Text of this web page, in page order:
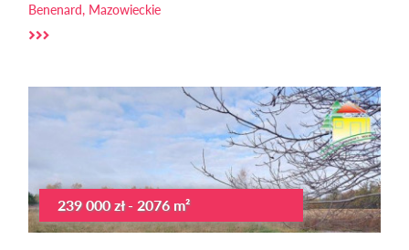
Benenard, Mazowieckie
239 000 zł - 2076 m²